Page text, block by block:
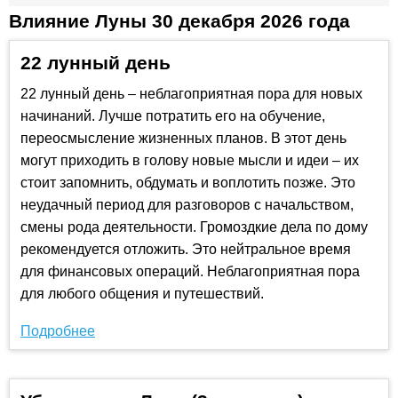
Влияние Луны 30 декабря 2026 года
22 лунный день
22 лунный день – неблагоприятная пора для новых
начинаний. Лучше потратить его на обучение,
переосмысление жизненных планов. В этот день
могут приходить в голову новые мысли и идеи – их
стоит запомнить, обдумать и воплотить позже. Это
неудачный период для разговоров с начальством,
смены рода деятельности. Громоздкие дела по дому
рекомендуется отложить. Это нейтральное время
для финансовых операций. Неблагоприятная пора
для любого общения и путешествий.
Подробнее